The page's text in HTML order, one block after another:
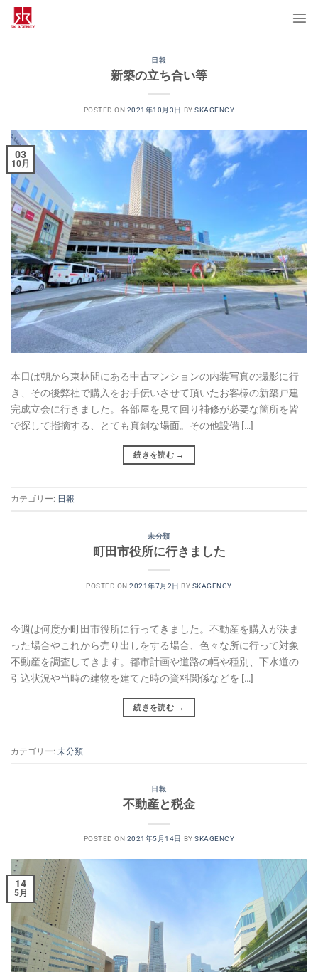
Skip
日報
新築の立ち合い等
POSTED ON 2021年10月3日 BYSKAGENCY
03
10月
本日は朝から東林間にある中古マンションの内装写真の撮影に行
き、その後弊社で購入をお手伝いさせて頂いたお客様の新築戸建
完成立会に行きました。各部屋を見て回り補修が必要な箇所を皆
で探して指摘する、とても真剣な場面。その他設備 […]
続きを読む →
カテゴリー: 日報
未分類
町田市役所に行きました
POSTED ON2021年7月2日 BY SKAGENCY
今週は何度か町田市役所に行ってきました。不動産を購入が決ま
った場合やこれから売り出しをする場合、色々な所に行って対象
不動産を調査してきます。都市計画や道路の幅や種別、下水道の
引込状況や当時の建物を建てた時の資料関係などを […]
続きを読む →
カテゴリー: 未分類
日報
不動産と税金
POSTED ON 2021年5月14日 BYSKAGENCY
14
5月